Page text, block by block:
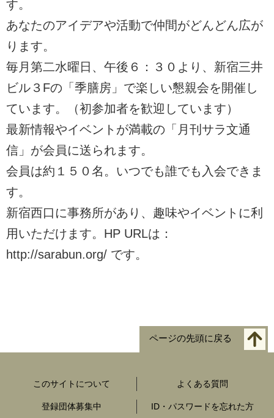
す。
あなたのアイデアや活動で仲間がどんどん広が
ります。
毎月第二水曜日、午後６：３０より、新宿三井
ビル３Fの「季膳房」で楽しい懇親会を開催し
ています。（初参加者を歓迎しています）
最新情報やイベントが満載の「月刊サラ文通
信」が会員に送られます。
会員は約１５０名。いつでも誰でも入会できま
す。
新宿西口に事務所があり、趣味やイベントに利
用いただけます。HP URLは：
http://sarabun.org/ です。
ページの先頭に戻る
このサイトについて よくある質問
登録団体募集中 ID・パスワードを忘れた方